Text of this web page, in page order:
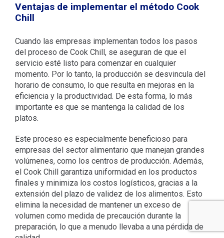
Ventajas de implementar el método Cook
Chill
Cuando las empresas implementan todos los pasos
del proceso de Cook Chill, se aseguran de que el
servicio esté listo para comenzar en cualquier
momento. Por lo tanto, la producción se desvincula del
horario de consumo, lo que resulta en mejoras en la
eficiencia y la productividad. De esta forma, lo más
importante es que se mantenga la calidad de los
platos.
Este proceso es especialmente beneficioso para
empresas del sector alimentario que manejan grandes
volúmenes, como los centros de producción. Además,
el Cook Chill garantiza uniformidad en los productos
finales y minimiza los costos logísticos, gracias a la
extensión del plazo de validez de los alimentos. Esto
elimina la necesidad de mantener un exceso de
volumen como medida de precaución durante la
preparación, lo que a menudo llevaba a una pérdida de